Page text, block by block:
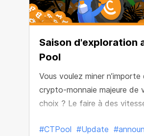
Saison d'exploration
Pool
Vous voulez miner n’importe
crypto-monnaie majeure de
choix ? Le faire à des
configurations inutiles et sur
#CTPool #Update